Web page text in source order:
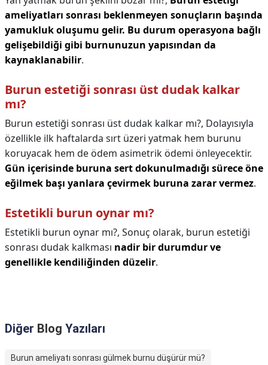
ameliyatları sonrası beklenmeyen sonuçların başında
yamukluk oluşumu gelir. Bu durum operasyona bağlı
gelişebildiği gibi burnunuzun yapısından da
kaynaklanabilir.
Burun estetiği sonrası üst dudak kalkar
mı?
Burun estetiği sonrası üst dudak kalkar mı?, Dolayısıyla
özellikle ilk haftalarda sırt üzeri yatmak hem burunu
koruyacak hem de ödem asimetrik ödemi önleyecektir.
Gün içerisinde buruna sert dokunulmadığı sürece öne
eğilmek başı yanlara çevirmek buruna zarar vermez.
Estetikli burun oynar mı?
Estetikli burun oynar mı?, Sonuç olarak, burun estetiği
sonrası dudak kalkması nadir bir durumdur ve
genellikle kendiliğinden düzelir.
Diğer Blog Yazıları
Burun ameliyatı sonrası gülmek burnu düşürür mü?